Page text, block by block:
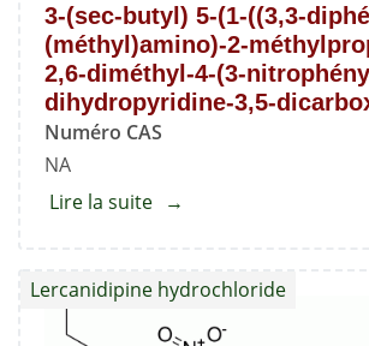
nitrophényl)-1,4-
dihydropyridine-
3,5-
dicarboxylate
3-(sec-butyl) 5-(1-((3,3-
(méthyl)amino)-2-
2,6-diméthyl-4-(3-
dihydropyridine-3,5-
Numéro CAS
NA
Lire la suite about
butyl)
5-
Lercanidipine hydrochloride